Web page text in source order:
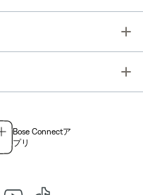
Bose Connectア
プリ